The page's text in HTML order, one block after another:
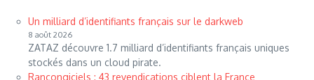
Un milliard d’identifiants français sur le darkweb
8 août 2026
ZATAZ découvre 1.7 milliard d’identifiants français uniques
stockés dans un cloud pirate.
Rançongiciels : 43 revendications ciblent la France